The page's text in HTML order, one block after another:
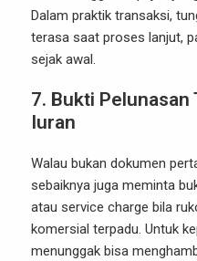
Dalam praktik transaksi,
terasa saat proses lanjut,
sejak awal.
7. Bukti Pelunasan
Iuran
Walau bukan dokumen
sebaiknya juga meminta
atau service charge bila
komersial terpadu. Untuk
menunggak bisa